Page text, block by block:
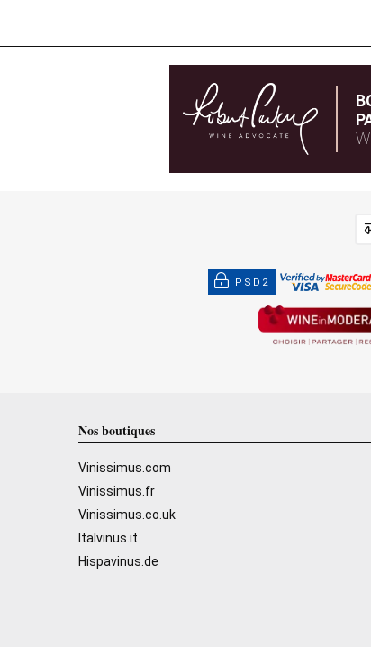
PSD2
Nos boutiques
Vinissimus.com
Vinissimus.fr
Vinissimus.co.uk
Italvinus.it
Hispavinus.de